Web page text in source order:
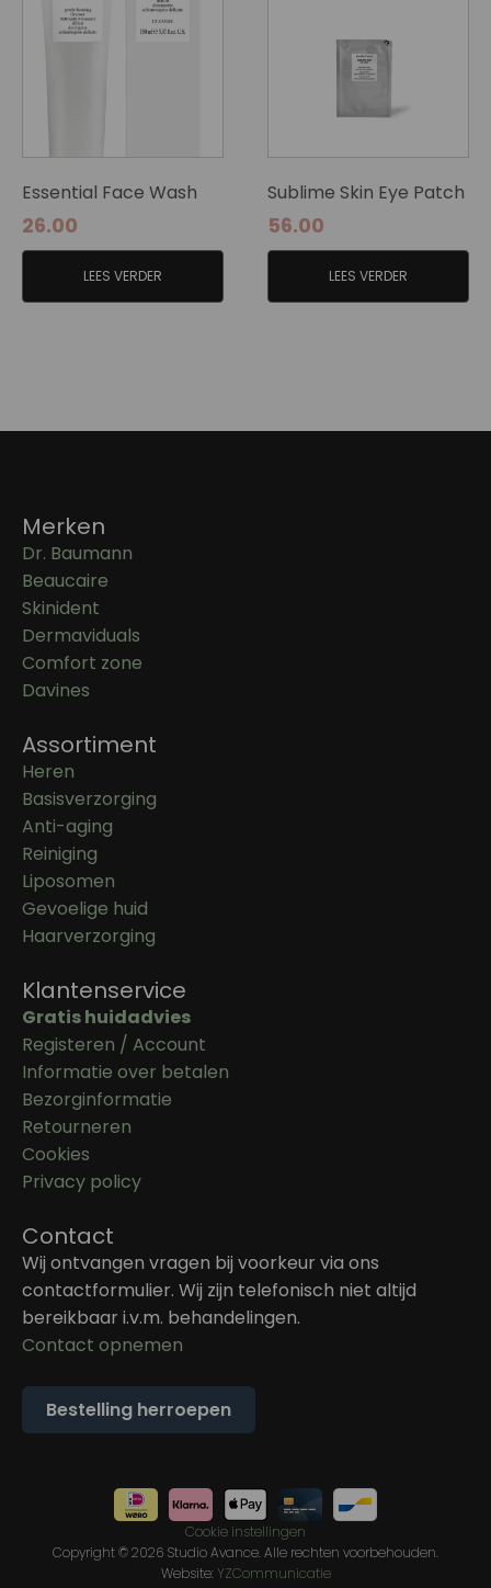
Essential Face Wash
26.00
LEES VERDER
Sublime Skin Eye Patch
56.00
LEES VERDER
Merken
Dr. Baumann
Beaucaire
Skinident
Dermaviduals
Comfort zone
Davines
Assortiment
Heren
Basisverzorging
Anti-aging
Reiniging
Liposomen
Gevoelige huid
Haarverzorging
Klantenservice
Gratis huidadvies
Registeren / Account
Informatie over betalen
Bezorginformatie
Retourneren
Cookies
Privacy policy
Contact
Wij ontvangen vragen bij voorkeur via ons
contactformulier. Wij zijn telefonisch niet altijd
bereikbaar i.v.m. behandelingen.
Contact opnemen
Bestelling herroepen
Cookie instellingen
Copyright © 2026 Studio Avance. Alle rechten voorbehouden.
Website: YZCommunicatie